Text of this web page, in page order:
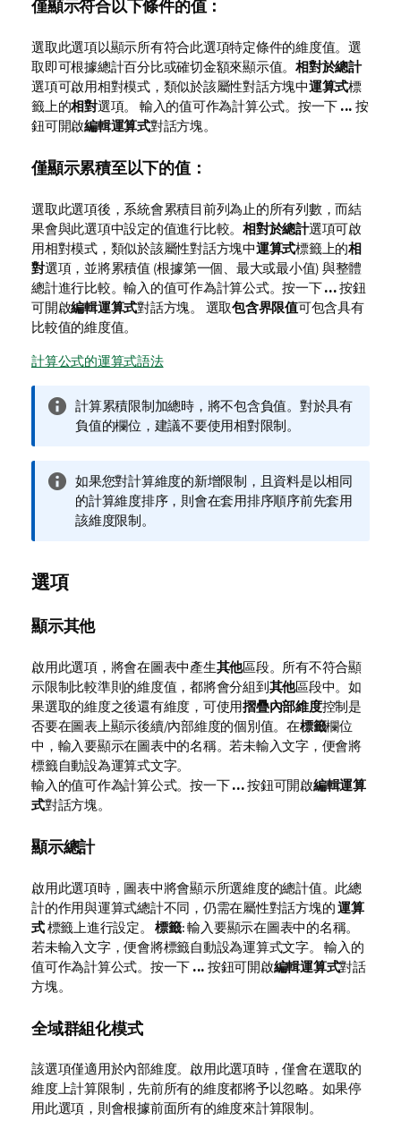
僅顯示符合以下條件的值：
選取此選項以顯示所有符合此選項特定條件的維度值。選
取即可根據總計百分比或確切金額來顯示值。 相對於總計
選項可啟用相對模式，類似於該屬性對話方塊中運算式標
籤上的相對選項。 輸入的值可作為計算公式。按一下 ... 按
鈕可開啟編輯運算式對話方塊。
僅顯示累積至以下的值：
選取此選項後，系統會累積目前列為止的所有列數，而結
果會與此選項中設定的值進行比較。 相對於總計選項可啟
用相對模式，類似於該屬性對話方塊中運算式標籤上的相
對選項，並將累積值 (根據第一個、最大或最小值) 與整體
總計進行比較。輸入的值可作為計算公式。按一下...按鈕
可開啟編輯運算式對話方塊。 選取包含界限值可包含具有
比較值的維度值。
計算公式的運算式語法
資
訊
計算累積限制加總時，將不包含負值。對於具有
負值的欄位，建議不要使用相對限制。
資
訊
備
如果您對計算維度的新增限制，且資料是以相同
的計算維度排序，則會在套用排序順序前先套用
該維度限制。
選項
顯示其他
啟用此選項，將會在圖表中產生其他區段。所有不符合顯
示限制比較準則的維度值，都將會分組到其他區段中。如
果選取的維度之後還有維度，可使用摺疊內部維度控制是
否要在圖表上顯示後續/內部維度的個別值。在標籤欄位
中，輸入要顯示在圖表中的名稱。若未輸入文字，便會將
標籤自動設為運算式文字。
輸入的值可作為計算公式。按一下...按鈕可開啟編輯運算
式對話方塊。
顯示總計
啟用此選項時，圖表中將會顯示所選維度的總計值。此總
計的作用與運算式總計不同，仍需在屬性對話方塊的運算
式標籤上進行設定。標籤: 輸入要顯示在圖表中的名稱。
若未輸入文字，便會將標籤自動設為運算式文字。 輸入的
值可作為計算公式。按一下 ... 按鈕可開啟編輯運算式對話
方塊。
全域群組化模式
該選項僅適用於內部維度。啟用此選項時，僅會在選取的
維度上計算限制，先前所有的維度都將予以忽略。如果停
用此選項，則會根據前面所有的維度來計算限制。